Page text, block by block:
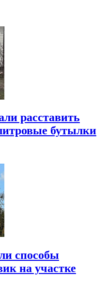
расставить
бутылки
способы
на участке